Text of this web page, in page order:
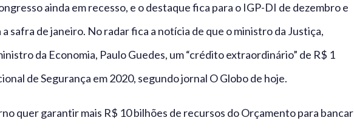
ainda em recesso, e o destaque fica para o IGP-DI de dezembro e
safra de janeiro. No radar fica a notícia de que o ministro da Justiça,
da Economia, Paulo Guedes, um “crédito extraordinário” de R$ 1
de Segurança em 2020, segundo jornal O Globo de hoje.
quer garantir mais R$ 10 bilhões de recursos do Orçamento para bancar